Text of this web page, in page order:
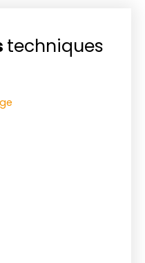
techniques